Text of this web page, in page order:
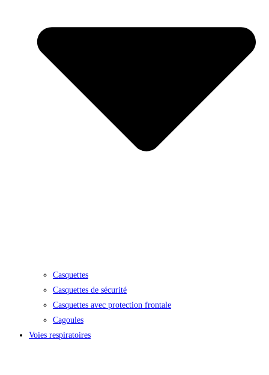
Casquettes
Casquettes de sécurité
Casquettes avec protection frontale
Cagoules
Voies respiratoires